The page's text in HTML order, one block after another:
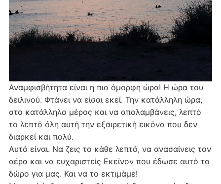
Αναμφισβήτητα είναι η πιο όμορφη ώρα! Η ώρα του
δειλινού. Φτάνει να είσαι εκεί. Την κατάλληλη ώρα,
στο κατάλληλο μέρος και να απολαμβάνεις, λεπτό
το λεπτό όλη αυτή την εξαιρετική εικόνα που δεν
διαρκεί και πολύ.
Αυτό είναι. Να ζεις το κάθε λεπτό, να ανασαίνεις τον
αέρα και να ευχαριστείς Εκείνον που έδωσε αυτό το
δώρο για μας. Και να το εκτιμάμε!